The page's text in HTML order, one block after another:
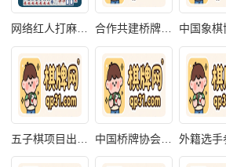
网络红人打麻将 合作共建桥牌国